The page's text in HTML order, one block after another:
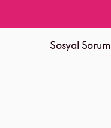
Sosyal